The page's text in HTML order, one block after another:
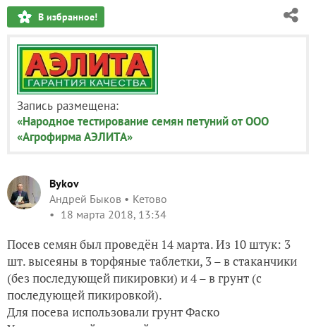
В избранное!
Запись размещена:
«Народное тестирование семян петуний от ООО
«Агрофирма АЭЛИТА»
Bykov
Андрей Быков
Кетово
18 марта 2018, 13:34
Посев семян был проведён 14 марта. Из 10 штук: 3
шт. высеяны в торфяные таблетки, 3 – в стаканчики
(без последующей пикировки) и 4 – в грунт (с
последующей пикировкой).
Для посева использовали грунт Фаско